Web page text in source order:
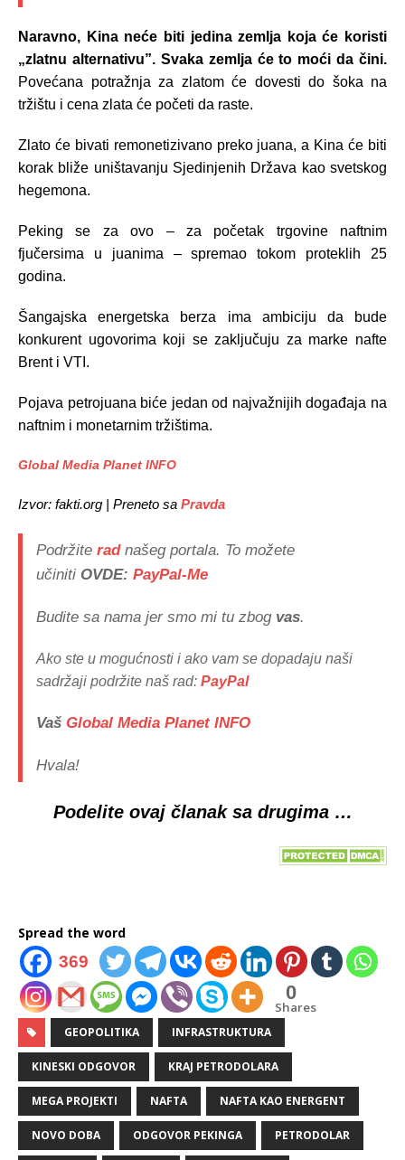
Naravno, Kina neće biti jedina zemlja koja će koristi
„zlatnu alternativu”. Svaka zemlja će to moći da čini.
Povećana potražnja za zlatom će dovesti do šoka na
tržištu i cena zlata će početi da raste.
Zlato će bivati remonetizivano preko juana, a Kina će biti
korak bliže uništavanju Sjedinjenih Država kao svetskog
hegemona.
Peking se za ovo – za početak trgovine naftnim
fjučersima u juanima – spremao tokom proteklih 25
godina.
Šangajska energetska berza ima ambiciju da bude
konkurent ugovorima koji se zaključuju za marke nafte
Brent i VTI.
Pojava petrojuana biće jedan od najvažnijih događaja na
naftnim i monetarnim tržištima.
Global Media Planet INFO
Izvor: fakti.org | Preneto sa Pravda
Podržite rad našeg portala. To možete
učiniti OVDE: PayPal-Me
Budite sa nama jer smo mi tu zbog vas.
Ako ste u mogućnosti i ako vam se dopadaju naši
sadržaji podržite naš rad: PayPal
Vaš Global Media Planet INFO
Hvala!
Podelite ovaj članak sa drugima …
Spread the word
369
0
Shares
GEOPOLITIKA INFRASTRUKTURA
KINESKI ODGOVOR KRAJ PETRODOLARA
MEGA PROJEKTI NAFTA NAFTA KAO ENERGENT
NOVO DOBA ODGOVOR PEKINGA PETRODOLAR